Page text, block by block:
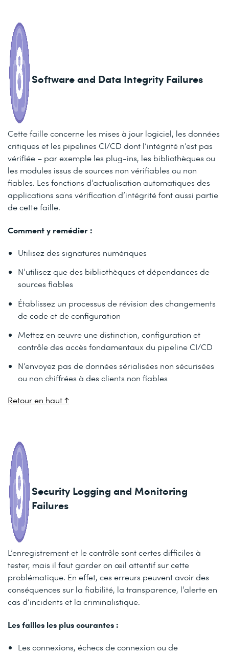
Software and Data Integrity Failures
Cette faille concerne les mises à jour logiciel, les données
critiques et les pipelines CI/CD dont l’intégrité n’est pas
vérifiée – par exemple les plug-ins, les bibliothèques ou
les modules issus de sources non vérifiables ou non
fiables. Les fonctions d’actualisation automatiques des
applications sans vérification d’intégrité font aussi partie
de cette faille.
Comment y remédier :
Utilisez des signatures numériques
N’utilisez que des bibliothèques et dépendances de
sources fiables
Établissez un processus de révision des changements
de code et de configuration
Mettez en œuvre une distinction, configuration et
contrôle des accès fondamentaux du pipeline CI/CD
N’envoyez pas de données sérialisées non sécurisées
ou non chiffrées à des clients non fiables
Retour en haut ↑
Security Logging and Monitoring
Failures
L’enregistrement et le contrôle sont certes difficiles à
tester, mais il faut garder on œil attentif sur cette
problématique. En effet, ces erreurs peuvent avoir des
conséquences sur la fiabilité, la transparence, l’alerte en
cas d’incidents et la criminalistique.
Les failles les plus courantes :
Les connexions, échecs de connexion ou de